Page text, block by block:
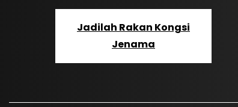
Jadilah Rakan Kongsi
Jenama